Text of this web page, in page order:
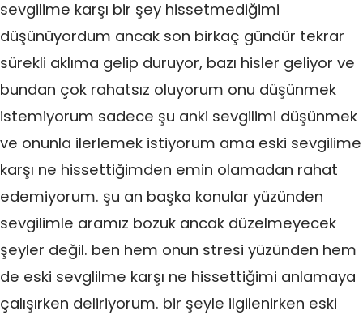
sevgilime karşı bir şey hissetmediğimi
düşünüyordum ancak son birkaç gündür tekrar
sürekli aklıma gelip duruyor, bazı hisler geliyor ve
bundan çok rahatsız oluyorum onu düşünmek
istemiyorum sadece şu anki sevgilimi düşünmek
ve onunla ilerlemek istiyorum ama eski sevgilime
karşı ne hissettiğimden emin olamadan rahat
edemiyorum. şu an başka konular yüzünden
sevgilimle aramız bozuk ancak düzelmeyecek
şeyler değil. ben hem onun stresi yüzünden hem
de eski sevglilme karşı ne hissettiğimi anlamaya
çalışırken deliriyorum. bir şeyle ilgilenirken eski